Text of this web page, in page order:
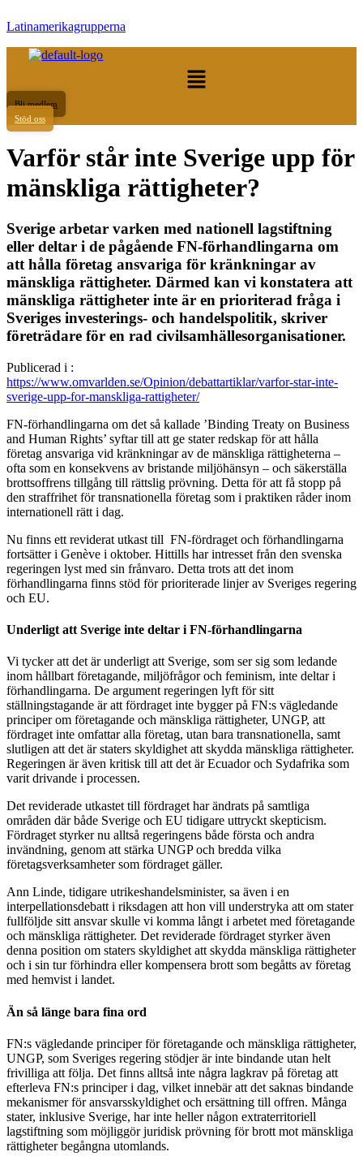
Latinamerikagrupperna
Meny
Bli medlem
Stöd oss
Varför står inte Sverige upp för
mänskliga rättigheter?
Sverige arbetar varken med nationell lagstiftning
eller deltar i de pågående FN-förhandlingarna om
att hålla företag ansvariga för kränkningar av
mänskliga rättigheter. Därmed kan vi konstatera att
mänskliga rättigheter inte är en prioriterad fråga i
Sveriges investerings- och handelspolitik, skriver
företrädare för en rad civilsamhällesorganisationer.
Publicerad i :
https://www.omvarlden.se/Opinion/debattartiklar/varfor-star-inte-
sverige-upp-for-manskliga-rattigheter/
FN-förhandlingarna om det så kallade ’Binding Treaty on Business
and Human Rights’ syftar till att ge stater redskap för att hålla
företag ansvariga vid kränkningar av de mänskliga rättigheterna –
ofta som en konsekvens av bristande miljöhänsyn – och säkerställa
brottsoffrens tillgång till rättslig prövning. Detta för att få stopp på
den straffrihet för transnationella företag som i praktiken råder inom
internationell rätt i dag.
Nu finns ett reviderat utkast till FN-fördraget och förhandlingarna
fortsätter i Genève i oktober. Hittills har intresset från den svenska
regeringen lyst med sin frånvaro. Detta trots att det inom
förhandlingarna finns stöd för prioriterade linjer av Sveriges regering
och EU.
Underligt att Sverige inte deltar i FN-förhandlingarna
Vi tycker att det är underligt att Sverige, som ser sig som ledande
inom hållbart företagande, miljöfrågor och feminism, inte deltar i
förhandlingarna. De argument regeringen lyft för sitt
ställningstagande är att fördraget inte bygger på FN:s vägledande
principer om företagande och mänskliga rättigheter, UNGP, att
fördraget inte omfattar alla företag, utan bara transnationella, samt
slutligen att det är staters skyldighet att skydda mänskliga rättigheter.
Regeringen är även kritisk till att det är Ecuador och Sydafrika som
varit drivande i processen.
Det reviderade utkastet till fördraget har ändrats på samtliga
områden där både Sverige och EU tidigare uttryckt skepticism.
Fördraget styrker nu alltså regeringens både första och andra
invändning, genom att stärka UNGP och bredda vilka
företagsverksamheter som fördraget gäller.
Ann Linde, tidigare utrikeshandelsminister, sa även i en
interpellationsdebatt i riksdagen att hon vill understryka att om stater
fullföljde sitt ansvar skulle vi komma långt i arbetet med företagande
och mänskliga rättigheter. Det reviderade fördraget styrker även
denna position om staters skyldighet att skydda mänskliga rättigheter
och i sin tur förhindra eller kompensera brott som begåtts av företag
med hemvist i landet.
Än så länge bara fina ord
FN:s vägledande principer för företagande och mänskliga rättigheter,
UNGP, som Sveriges regering stödjer är inte bindande utan helt
frivilliga att följa. Det finns alltså inte några lagkrav på företag att
efterleva FN:s principer i dag, vilket innebär att det saknas bindande
mekanismer för ansvarsskyldighet och ersättning till offren. Många
stater, inklusive Sverige, har inte heller någon extraterritoriell
lagstiftning som möjliggör juridisk prövning för brott mot mänskliga
rättigheter begångna utomlands.